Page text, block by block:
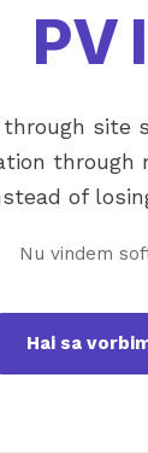
PV
through site
through
of
Nu vindem
Hai sa